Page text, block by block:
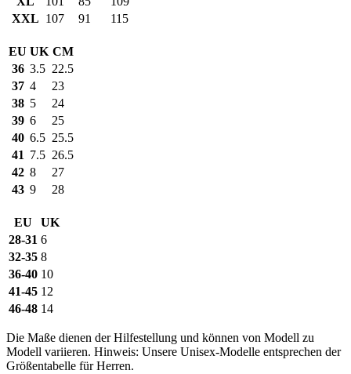
XXL 107 91 115
EU UK CM
36 3.5 22.5
37 4
23
38 5
24
39 6
25
40 6.5 25.5
41 7.5 26.5
42 8
27
43 9 28
EU
UK
28-31 6
32-35 8
36-40 10
41-45 12
46-48 14
Die Maße dienen der Hilfestellung und können von Modell zu
Modell variieren. Hinweis: Unsere Unisex-Modelle entsprechen der
Größentabelle für Herren.